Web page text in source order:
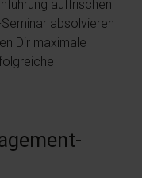
auffrischen
absolvieren
Dir maximale